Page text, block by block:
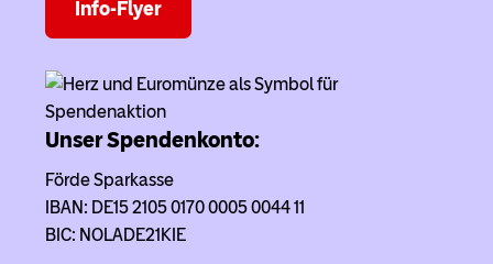
Info-Flyer
Unser Spendenkonto:
Förde Sparkasse
IBAN: DE15 2105 0170 0005 0044 11
BIC: NOLADE21KIE